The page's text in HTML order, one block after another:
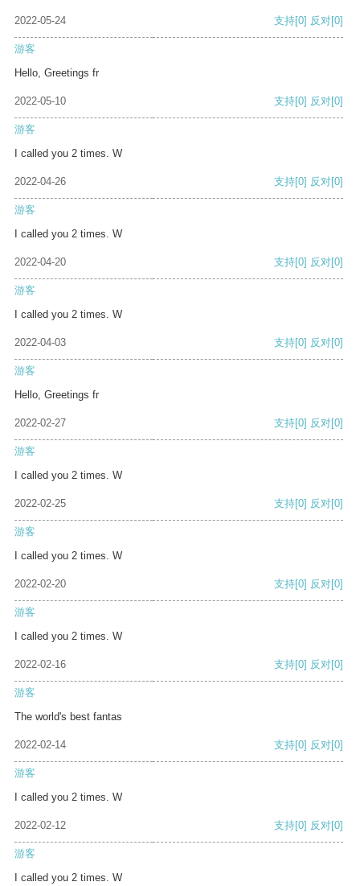
2022-05-24 支持[0] 反对[0]
游客
Hello, Greetings fr
2022-05-10 支持[0] 反对[0]
游客
I called you 2 times. W
2022-04-26 支持[0] 反对[0]
游客
I called you 2 times. W
2022-04-20 支持[0] 反对[0]
游客
I called you 2 times. W
2022-04-03 支持[0] 反对[0]
游客
Hello, Greetings fr
2022-02-27 支持[0] 反对[0]
游客
I called you 2 times. W
2022-02-25 支持[0] 反对[0]
游客
I called you 2 times. W
2022-02-20 支持[0] 反对[0]
游客
I called you 2 times. W
2022-02-16 支持[0] 反对[0]
游客
The world's best fantas
2022-02-14 支持[0] 反对[0]
游客
I called you 2 times. W
2022-02-12 支持[0] 反对[0]
游客
I called you 2 times. W